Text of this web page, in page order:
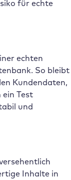
für echte
echten
So bleibt
Kundendaten,
ein Test
und
Inhalte in